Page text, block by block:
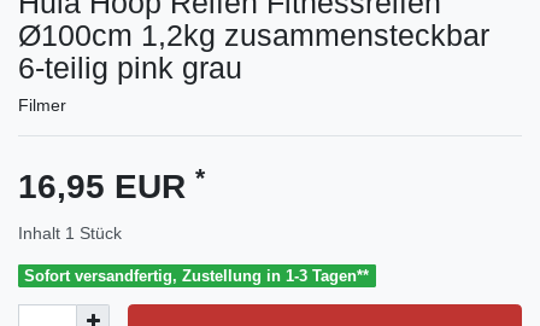
Ø100cm 1,2kg zusammensteckbar
6-teilig pink grau
Filmer
16,95 EUR *
Inhalt 1 Stück
Sofort versandfertig, Zustellung in 1-3 Tagen**